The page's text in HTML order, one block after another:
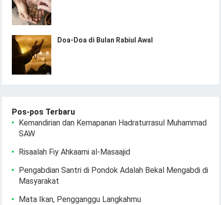
Doa-Doa di Bulan Rabiul Awal
Pos-pos Terbaru
Kemandirian dan Kemapanan Hadraturrasul Muhammad
SAW
Risaalah Fiy Ahkaami al-Masaajid
Pengabdian Santri di Pondok Adalah Bekal Mengabdi di
Masyarakat
Mata Ikan, Pengganggu Langkahmu